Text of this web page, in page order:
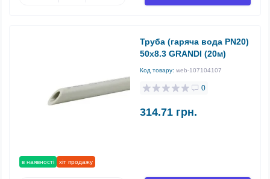
в наявності хіт продажу
Труба (гаряча вода PN20)
50х8.3 GRANDI (20м)
Код товару: web-107104107
0
314.71 грн.